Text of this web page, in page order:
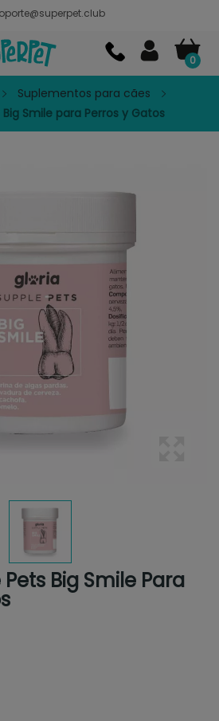
0
Suplementos para cães
Smile para Perros y Gatos
Big Smile Para
para mascotas
En Google Play